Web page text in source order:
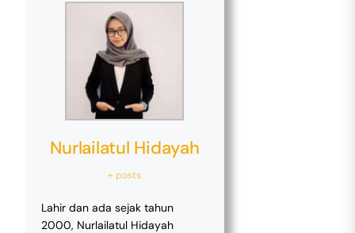
Nurlailatul Hidayah
+ posts
Lahir dan ada sejak tahun
2000, Nurlailatul Hidayah